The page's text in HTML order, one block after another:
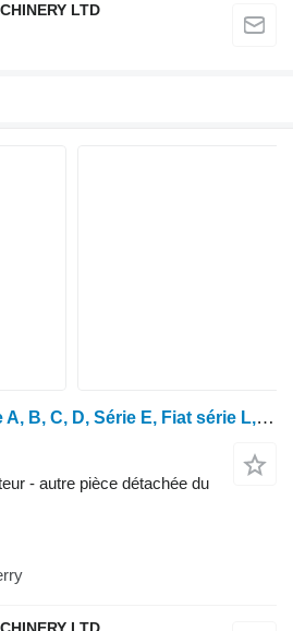
LTD
Ford 10, Série S, Série A, B, C, D, Série E, Fiat série L, Bouchon de remplissage d'huile 83907851 pour tracteur à roues
- autre pièce détachée du